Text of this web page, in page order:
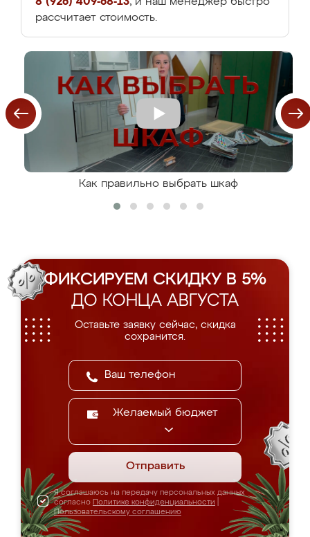
рассчитает стоимость.
Как правильно выбрать шкаф
ФИКСИРУЕМ СКИДКУ В 5%
ДО КОНЦА АВГУСТА
Оставьте заявку сейчас, скидка
сохранится.
Желаемый бюджет
Отправить
Я соглашаюсь на передачу персональных данных
согласно Политике конфиденциальности
Пользовательскому соглашению